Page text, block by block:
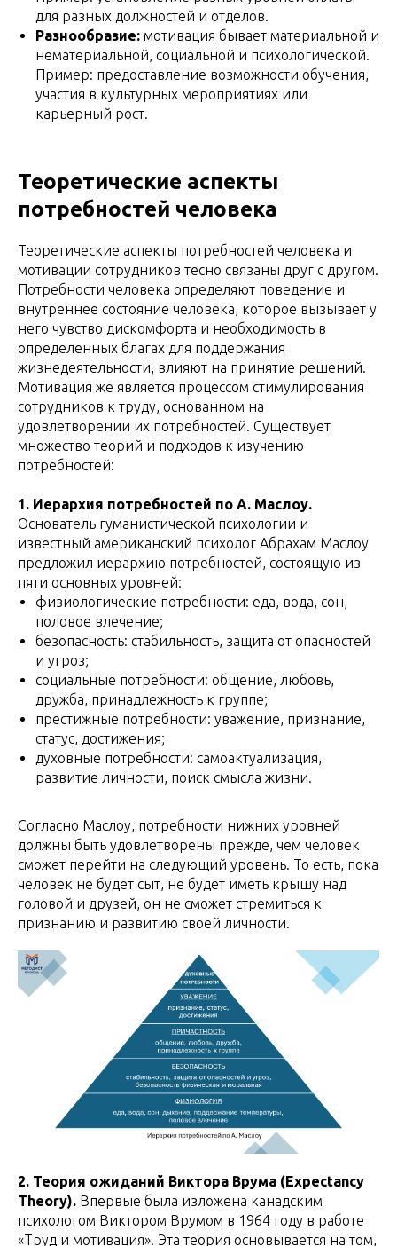
для разных должностей и отделов.
Разнообразие: мотивация бывает материальной и
нематериальной, социальной и психологической.
Пример: предоставление возможности обучения,
участия в культурных мероприятиях или
карьерный рост.
Теоретические аспекты
потребностей человека
Теоретические аспекты потребностей человека и
мотивации сотрудников тесно связаны друг с другом.
Потребности человека определяют поведение и
внутреннее состояние человека, которое вызывает у
него чувство дискомфорта и необходимость в
определенных благах для поддержания
жизнедеятельности, влияют на принятие решений.
Мотивация же является процессом стимулирования
сотрудников к труду, основанном на
удовлетворении их потребностей. Существует
множество теорий и подходов к изучению
потребностей:
1. Иерархия потребностей по А. Маслоу.
Основатель гуманистической психологии и
известный американский психолог Абрахам Маслоу
предложил иерархию потребностей, состоящую из
пяти основных уровней:
физиологические потребности: еда, вода, сон,
половое влечение;
безопасность: стабильность, защита от опасностей
и угроз;
социальные потребности: общение, любовь,
дружба, принадлежность к группе;
престижные потребности: уважение, признание,
статус, достижения;
духовные потребности: самоактуализация,
развитие личности, поиск смысла жизни.
Согласно Маслоу, потребности нижних уровней
должны быть удовлетворены прежде, чем человек
сможет перейти на следующий уровень. То есть, пока
человек не будет сыт, не будет иметь крышу над
головой и друзей, он не сможет стремиться к
признанию и развитию своей личности.
2. Теория ожиданий Виктора Врума (Expectancy
Theory). Впервые была изложена канадским
психологом Виктором Врумом в 1964 году в работе
«Труд и мотивация». Эта теория основывается на том,